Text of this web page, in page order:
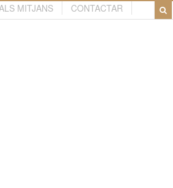
ALS MITJANS CONTACTAR